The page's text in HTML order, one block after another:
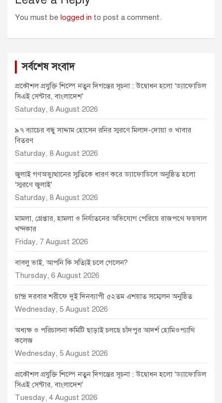
You must be logged in to post a comment.
সর্বশেষ সংবাদ
প্রকৌশল প্রযুক্তি শিল্পে নতুন দিগন্তের সূচনা : উদ্বোধন হলো ‘ড্যাফোডিল
সিএই সেন্টার, বাংলাদেশ’
Saturday, 8 August 2026
৯৭ ব্যাচের বন্ধু সাদ্দাম হোসেন রনির স্মরণে মিলাদ-দোয়া ও খাবার
বিতরণ
Saturday, 8 August 2026
জুলাই গণঅভ্যুত্থানের স্মৃতিকে ধারণ করে ড্যাফোডিলে অনুষ্ঠিত হলো
‘স্মরণে জুলাই’
Saturday, 8 August 2026
মামলা, গ্রেপ্তার, হামলা ও নির্যাতনের অভিযোগ পেরিয়ে রাজপথে ফয়সাল
খন্দকার
Friday, 7 August 2026
বাবলু ভাই, আপনি কি সত্যিই চলে গেলেন?
Thursday, 6 August 2026
চান্দ্র দরবার শরীফে দুই দিনব্যাপী ৫২তম এশয়াত সম্মেলন অনুষ্ঠিত
Wednesday, 5 August 2026
অধ্যক্ষ ও পরিচালনা কমিটি ছাড়াই চলছে চাঁদপুর আদর্শ হোমিওপ্যাথি
কলেজ
Wednesday, 5 August 2026
প্রকৌশল প্রযুক্তি শিল্পে নতুন দিগন্তের সূচনা : উদ্বোধন হলো ‘ড্যাফোডিল
সিএই সেন্টার, বাংলাদেশ’
Tuesday, 4 August 2026